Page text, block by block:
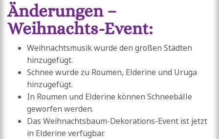
Änderungen –
Weihnachts-Event:
Weihnachtsmusik wurde den großen Städten
hinzugefügt.
Schnee wurde zu Roumen, Elderine und Uruga
hinzugefügt.
In Roumen und Elderine können Schneebälle
geworfen werden.
Das Weihnachtsbaum-Dekorations-Event ist jetzt
in Elderine verfügbar.